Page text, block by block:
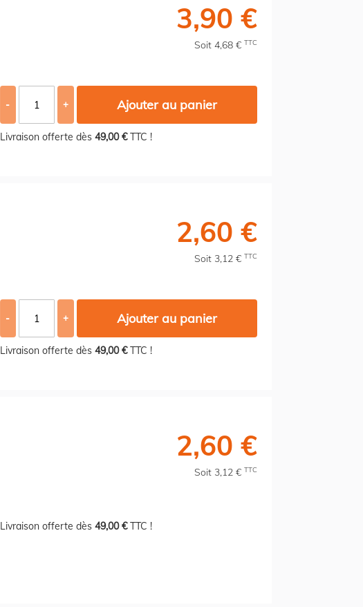
3,90 €
Soit 4,68 € TTC
- + Ajouter au panier
Livraison offerte dès 49,00 €TTC !
2,60 €
Soit 3,12 € TTC
- + Ajouter au panier
Livraison offerte dès 49,00 €TTC !
2,60 €
Soit 3,12 € TTC
Livraison offerte dès 49,00 €TTC !